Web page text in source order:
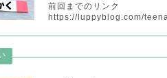
前回までのリンク
https://luppyblog.com/